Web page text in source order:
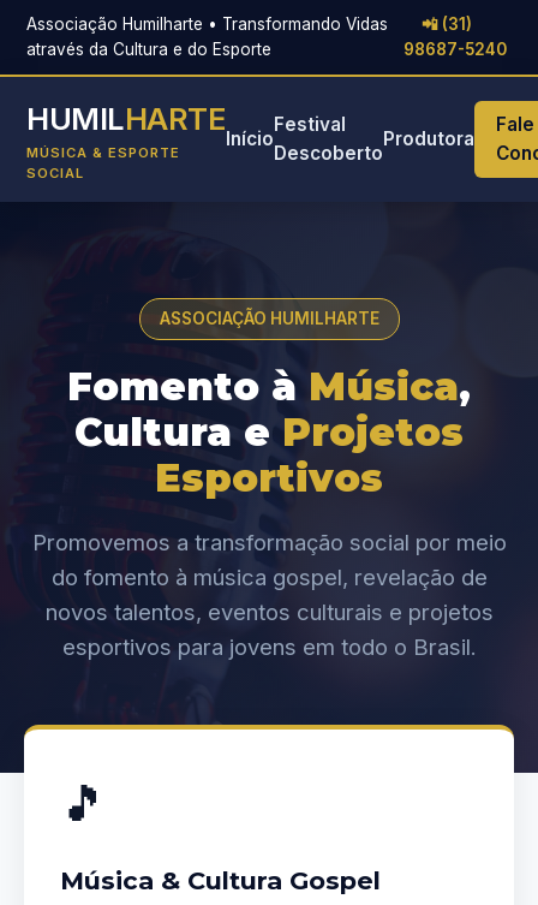
Associação Humilharte • Transformando Vidas
através da Cultura e do Esporte
📲 (31)
98687-5240
HUMILHARTE
MÚSICA & ESPORTE
SOCIAL
Início
Festival
Descoberto
Produtora
Fale
ASSOCIAÇÃO HUMILHARTE
Fomento à Música,
Cultura e Projetos
Esportivos
Promovemos a transformação social por meio
do fomento à música gospel, revelação de
novos talentos, eventos culturais e projetos
esportivos para jovens em todo o Brasil.
🎵
Música & Cultura Gospel